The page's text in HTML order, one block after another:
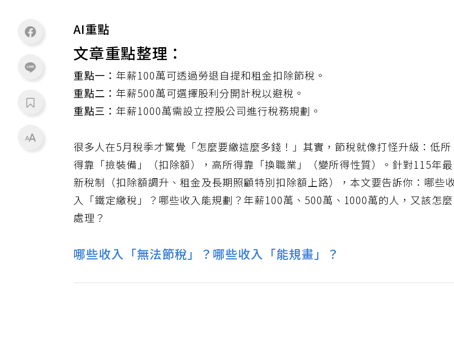
AI重點
文章重點整理：
重點一：年薪100萬可透過勞退自提和租金扣除節稅。
重點二：年薪500萬可選擇股利分開計稅以避稅。
重點三：年薪1000萬需設立控股公司進行稅務規劃。
很多人在5月稅季才驚覺「怎麼要繳這麼多錢！」其實，節稅就像打怪升級：低所
得靠「撿裝備」（扣除額），高所得靠「換職業」（變所得性質）。針對115年
新稅制（扣除額調升、租金及長期照顧特別扣除額上路），本文要告訴你：哪些
入「鐵定繳稅」？哪些收入能規劃？年薪100萬、500萬、1000萬的人，又該怎
處理？
哪些收入「無法節稅」？哪些收入「能規畫」？